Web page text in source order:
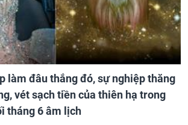
làm đâu thắng đó, sự nghiệp thăng
vét sạch tiền của thiên hạ trong
tháng 6 âm lịch